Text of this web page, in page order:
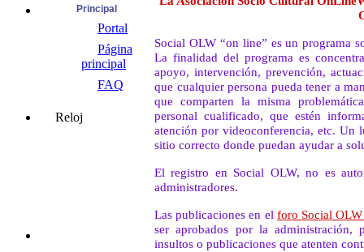
Principal
Portal
Página
principal
FAQ
Reloj
Social OLW “on line” es un programa
La finalidad del programa es
apoyo, intervención, prevención,
que cualquier persona pueda tener a
que comparten la misma
personal cualificado, que estén
atención por videoconferencia, etc. Un
sitio correcto donde puedan ayudar a
El registro en Social OLW, no es
administradores.
Las publicaciones en el foro Social
ser aprobados por la administración,
insultos o publicaciones que atenten